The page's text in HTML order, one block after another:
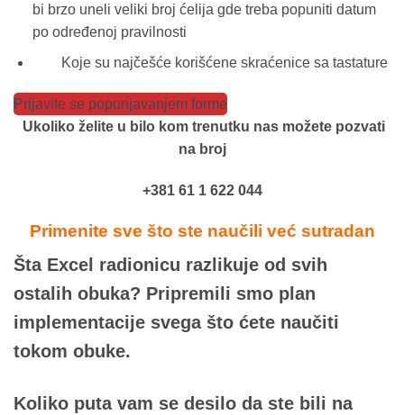
bi brzo uneli veliki broj ćelija gde treba popuniti datum
po određenoj pravilnosti
Koje su najčešće korišćene skraćenice sa tastature
Prijavite se popunjavanjem forme
Ukoliko želite u bilo kom trenutku nas možete pozvati
na broj
+381 61 1 622 044
Primenite sve što ste naučili već sutradan
Šta Excel radionicu razlikuje od svih
ostalih obuka? Pripremili smo plan
implementacije svega što ćete naučiti
tokom obuke.
Koliko puta vam se desilo da ste bili na